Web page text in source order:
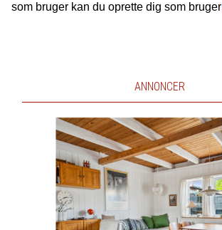
som bruger kan du oprette dig som bruger
ANNONCER